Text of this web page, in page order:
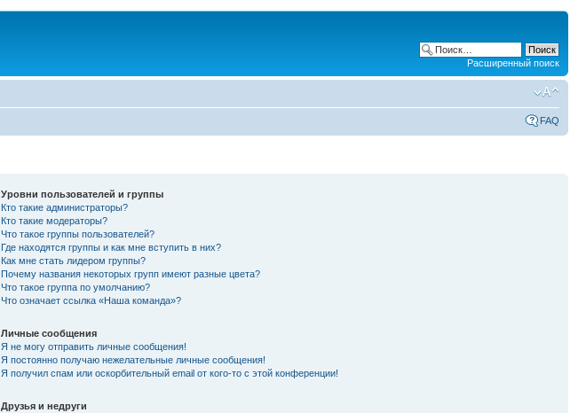
Расширенный поиск
FAQ
Уровни пользователей и группы
Кто такие администраторы?
Кто такие модераторы?
Что такое группы пользователей?
Где находятся группы и как мне вступить в них?
Как мне стать лидером группы?
Почему названия некоторых групп имеют разные цвета?
Что такое группа по умолчанию?
Что означает ссылка «Наша команда»?
Личные сообщения
Я не могу отправить личные сообщения!
Я постоянно получаю нежелательные личные сообщения!
Я получил спам или оскорбительный email от кого-то с этой конференции!
Друзья и недруги